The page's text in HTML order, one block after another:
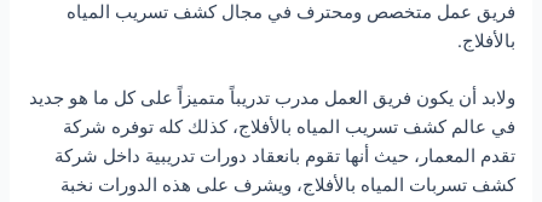
فريق عمل متخصص ومحترف في مجال كشف تسريب المياه
بالأفلاج.
ولابد أن يكون فريق العمل مدرب تدريباً متميزاً على كل ما هو جديد
في عالم كشف تسريب المياه بالأفلاج، كذلك كله توفره شركة
تقدم المعمار، حيث أنها تقوم بانعقاد دورات تدريبية داخل شركة
كشف تسربات المياه بالأفلاج، ويشرف على هذه الدورات نخبة